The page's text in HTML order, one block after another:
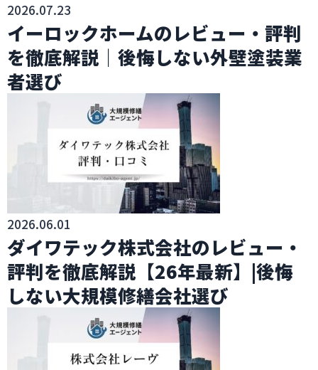
2026.07.23
イーロックホームのレビュー・評判
を徹底解説｜後悔しない外壁塗装業
者選び
2026.06.01
ダイワテック株式会社のレビュー・
評判を徹底解説【26年最新】|後悔
しない大規模修繕会社選び